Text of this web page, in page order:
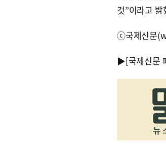
것”이라고 밝
ⓒ국제신문
▶[국제신문